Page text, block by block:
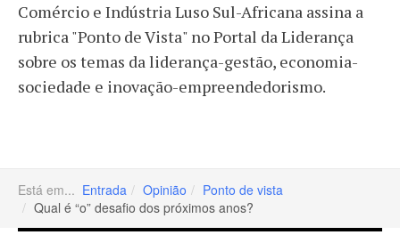
Comércio e Indústria Luso Sul-Africana assina a
rubrica "Ponto de Vista" no Portal da Liderança
sobre os temas da liderança-gestão, economia-
sociedade e inovação-empreendedorismo.
Está em... Entrada Opinião
Ponto de vista
Qual é “o” desafio dos próximos anos?